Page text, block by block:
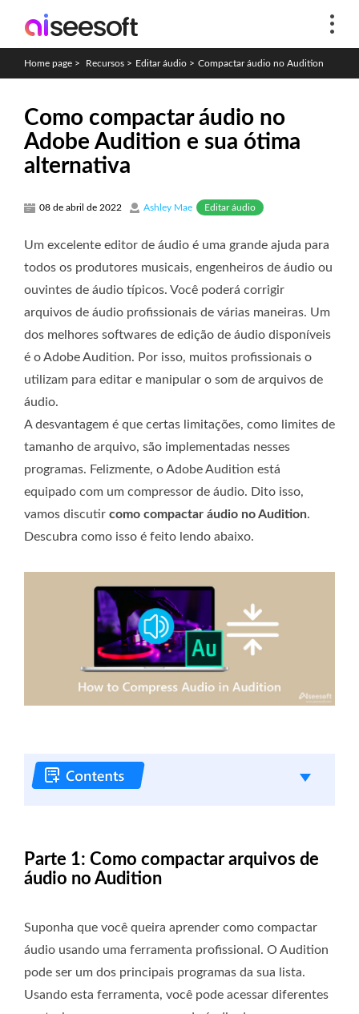
Home page > Recursos > Editar áudio > Compactar áudio no Audition
Como compactar áudio no
Adobe Audition e sua ótima
alternativa
08 de abril de 2022 Ashley Mae Editar áudio
Um excelente editor de áudio é uma grande ajuda para
todos os produtores musicais, engenheiros de áudio ou
ouvintes de áudio típicos. Você poderá corrigir
arquivos de áudio profissionais de várias maneiras. Um
dos melhores softwares de edição de áudio disponíveis
é o Adobe Audition. Por isso, muitos profissionais o
utilizam para editar e manipular o som de arquivos de
áudio.
A desvantagem é que certas limitações, como limites de
tamanho de arquivo, são implementadas nesses
programas. Felizmente, o Adobe Audition está
equipado com um compressor de áudio. Dito isso,
vamos discutir como compactar áudio no Audition.
Descubra como isso é feito lendo abaixo.
Parte 1: Como compactar arquivos de
áudio no Audition
Suponha que você queira aprender como compactar
áudio usando uma ferramenta profissional. O Audition
pode ser um dos principais programas da sua lista.
Usando esta ferramenta, você pode acessar diferentes